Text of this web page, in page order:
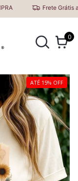
Frete Grátis a
0
ATÉ 15% OFF